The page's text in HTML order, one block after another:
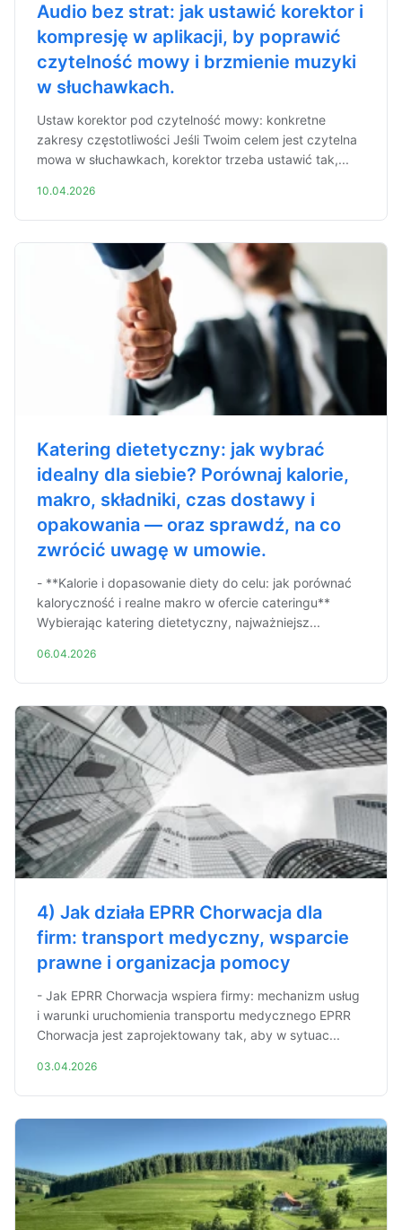
Audio bez strat: jak ustawić korektor i
kompresję w aplikacji, by poprawić
czytelność mowy i brzmienie muzyki
w słuchawkach.
Ustaw korektor pod czytelność mowy: konkretne
zakresy częstotliwości Jeśli Twoim celem jest czytelna
mowa w słuchawkach, korektor trzeba ustawić tak,...
10.04.2026
Katering dietetyczny: jak wybrać
idealny dla siebie? Porównaj kalorie,
makro, składniki, czas dostawy i
opakowania — oraz sprawdź, na co
zwrócić uwagę w umowie.
- **Kalorie i dopasowanie diety do celu: jak porównać
kaloryczność i realne makro w ofercie cateringu**
Wybierając katering dietetyczny, najważniejsz...
06.04.2026
4) Jak działa EPRR Chorwacja dla
firm: transport medyczny, wsparcie
prawne i organizacja pomocy
- Jak EPRR Chorwacja wspiera firmy: mechanizm usług
i warunki uruchomienia transportu medycznego EPRR
Chorwacja jest zaprojektowany tak, aby w sytuac...
03.04.2026